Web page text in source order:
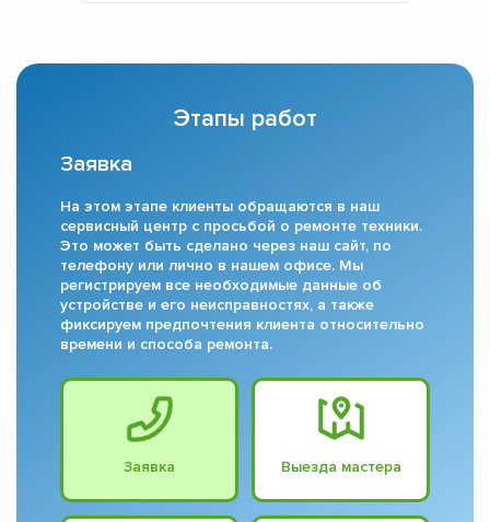
Этапы работ
Заявка
На этом этапе клиенты обращаются в наш
сервисный центр с просьбой о ремонте техники.
Это может быть сделано через наш сайт, по
телефону или лично в нашем офисе. Мы
регистрируем все необходимые данные об
устройстве и его неисправностях, а также
фиксируем предпочтения клиента относительно
времени и способа ремонта.
Заявка Выезда мастера